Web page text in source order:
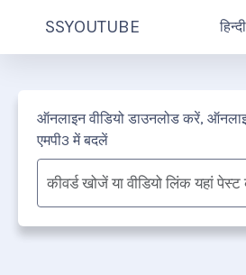
SSYOUTUBE
ऑनलाइन वीडियो डाउनलोड करें,
एमपी3 में बदलें